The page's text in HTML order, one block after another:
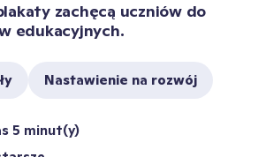
zachęcą uczniów do
Nastawienie na rozwój
5 minut(y)